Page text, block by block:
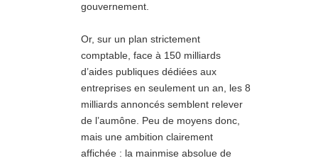
gouvernement.
Or, sur un plan strictement
comptable, face à 150 milliards
d’aides publiques dédiées aux
entreprises en seulement un an, les 8
milliards annoncés semblent relever
de l’aumône. Peu de moyens donc,
mais une ambition clairement
affichée : la mainmise absolue de